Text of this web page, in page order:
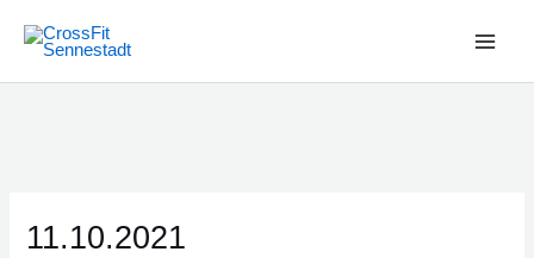
Inhalt
springen
11.10.2021